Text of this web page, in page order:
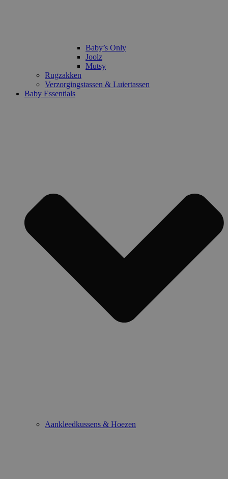
Baby’s Only
Joolz
Mutsy
Rugzakken
Verzorgingstassen & Luiertassen
Baby Essentials
Aankleedkussens & Hoezen